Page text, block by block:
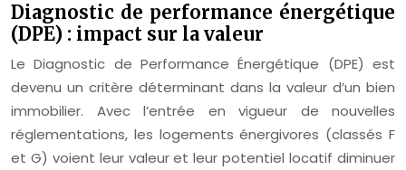
Diagnostic de performance énergétique
(DPE) : impact sur la valeur
Le Diagnostic de Performance Énergétique (DPE) est
devenu un critère déterminant dans la valeur d’un bien
immobilier. Avec l’entrée en vigueur de nouvelles
réglementations, les logements énergivores (classés F
et G) voient leur valeur et leur potentiel locatif diminuer